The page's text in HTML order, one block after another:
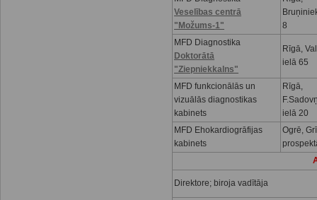
Veselības centrā
"Možums-1"
8
MFD Diagnostika
Doktorātā
"Ziepniekkalns"
Rīgā,
ielā 65
MFD funkcionālās un
vizuālās diagnostikas
kabinets
Rīgā,
ielā 20
MFD Ehokardiogrāfijas
kabinets
Ogrē,
Direktore; biroja vadītāja